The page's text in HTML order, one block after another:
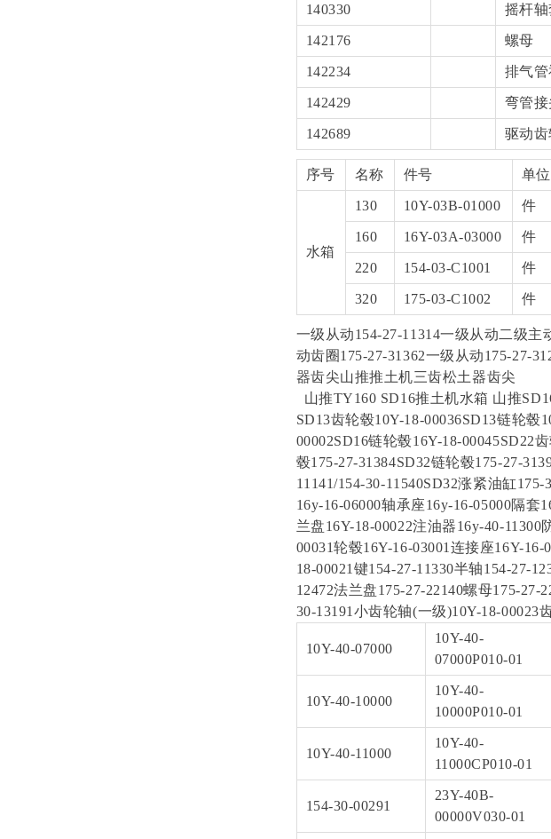
140330 摇杆轴
142176 螺母
142234 排气
142429 弯管接
142689 驱动齿
序号 名称 件号 单位
水箱
130 10Y-03B-01000 件
160 16Y-03A-03000 件
220 154-03-C1001 件
320 175-03-C1002 件
一级从动154-27-11314一级从动二级主
动齿圈175-27-31362一级从动175-27-
器齿尖山推推土机三齿松土器齿尖
山推TY160 SD16推土机水箱 山推
SD13齿轮毂10Y-18-00036SD13链轮毂
00002SD16链轮毂16Y-18-00045SD22
毂175-27-31384SD32链轮毂175-27-
11141/154-30-11540SD32涨紧油缸
16y-16-06000轴承座16y-16-05000隔套
兰盘16Y-18-00022注油器16y-40-
00031轮毂16Y-16-03001连接座16Y-
18-00021键154-27-11330半轴154-27-
12472法兰盘175-27-22140螺母175-27-
30-13191小齿轮轴(一级)10Y-18-00023
10Y-40-07000
10Y-40-
07000P010-01
10Y-40-10000
10Y-40-
10000P010-01
10Y-40-11000
10Y-40-
11000CP010-01
154-30-00291
23Y-40B-
00000V030-01